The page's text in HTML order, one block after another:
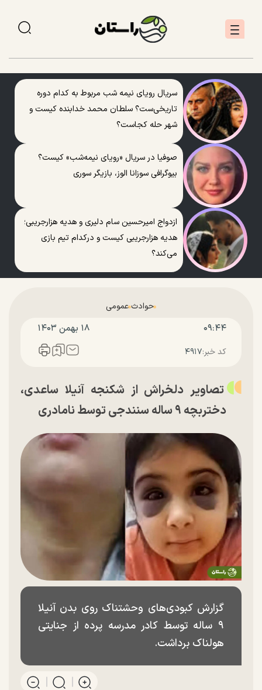
سریال رویای نیمه شب مربوط به کدام دوره
تاریخی‌ست؟ سلطان محمد خدابنده کیست و
شهر حله کجاست؟
صوفیا در سریال «رویای نیمه‌شب» کیست؟
بیوگرافی سوزانا الوز، بازیگر سوری
ازدواج امیرحسین سام دلیری و هدیه هزارجریبی؛
هدیه هزارجریبی کیست و درکدام تیم بازی
می‌کند؟
حوادث عمومی
۰۹:۴۴ ۱۸ بهمن ۱۴۰۳
کد خبر:۴۹۱۷
تصاویر دلخراش از شکنجه آنیلا ساعدی،
دختربچه ۹ ساله سنندجی توسط نامادری
گزارش کبودی‌‌های وحشتناک روی بدن آنیلا
۹ ساله توسط کادر مدرسه پرده از جنایتی
هولناک برداشت.